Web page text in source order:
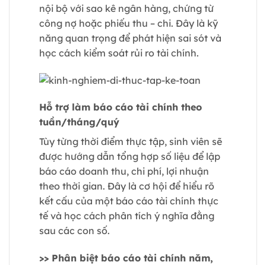
nội bộ với sao kê ngân hàng, chứng từ
công nợ hoặc phiếu thu – chi. Đây là kỹ
năng quan trọng để phát hiện sai sót và
học cách kiểm soát rủi ro tài chính.
Hỗ trợ làm báo cáo tài chính theo
tuần/tháng/quý
Tùy từng thời điểm thực tập, sinh viên sẽ
được hướng dẫn tổng hợp số liệu để lập
báo cáo doanh thu, chi phí, lợi nhuận
theo thời gian. Đây là cơ hội để hiểu rõ
kết cấu của một báo cáo tài chính thực
tế và học cách phân tích ý nghĩa đằng
sau các con số.
>> Phân biệt báo cáo tài chính năm,